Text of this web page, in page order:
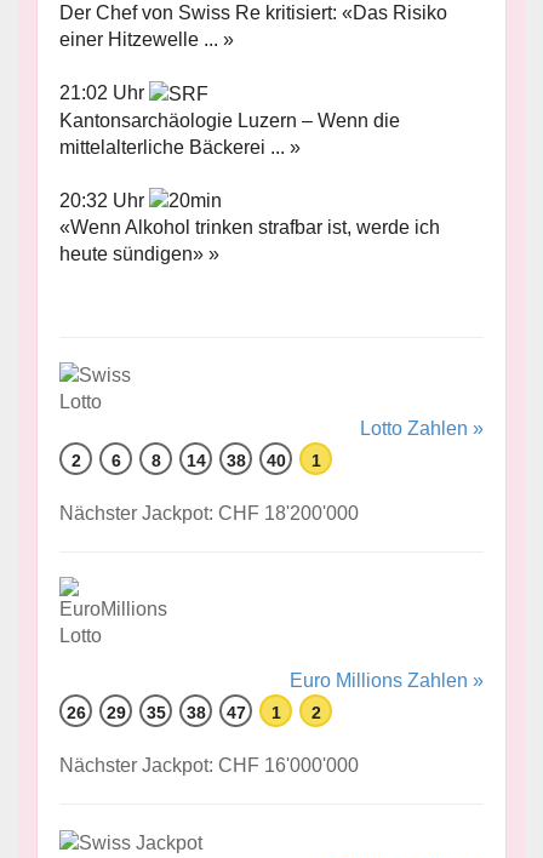
Der Chef von Swiss Re kritisiert: «Das Risiko
einer Hitzewelle ... »
21:02 Uhr
Kantonsarchäologie Luzern – Wenn die
mittelalterliche Bäckerei ... »
20:32 Uhr
«Wenn Alkohol trinken strafbar ist, werde ich
heute sündigen» »
Lotto Zahlen »
2 6 8 14 38 40 1
Nächster Jackpot: CHF 18'200'000
Euro Millions Zahlen »
26 29 35 38 47 1 2
Nächster Jackpot: CHF 16'000'000